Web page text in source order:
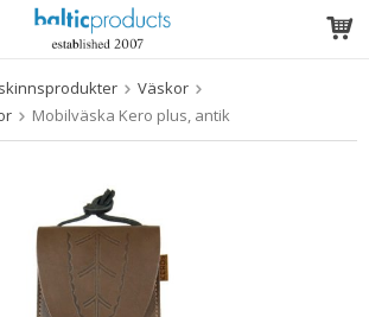
har blivit tillagd i varukorgen
Väskor
Mobilväska Kero plus, antik